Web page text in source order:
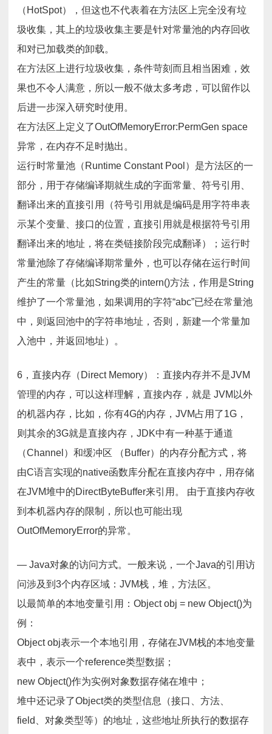
（HotSpot），但这也不代表着在方法区上完全没有垃
圾收集，其上的垃圾收集主要是针对常量池的内存回收
和对已加载类的卸载。
在方法区上进行垃圾收集，条件苛刻而且相当困难，效
果也不令人满意，所以一般不做太多考虑，可以留作以
后进一步深入研究时使用。
在方法区上定义了OutOfMemoryError:PermGen space
异常，在内存不足时抛出。
运行时常量池（Runtime Constant Pool）是方法区的一
部分，用于存储编译期就生成的字面常量、符号引用、
翻译出来的直接引用（符号引用就是编码是用字符串表
示某个变量、接口的位置，直接引用就是根据符号引用
翻译出来的地址，将在类链接阶段完成翻译）；运行时
常量池除了存储编译期常量外，也可以存储在运行时间
产生的常量（比如String类的intern()方法，作用是String
维护了一个常量池，如果调用的字符“abc”已经在常量池
中，则返回池中的字符串地址，否则，新建一个常量加
入池中，并返回地址）。
6，直接内存（Direct Memory）：直接内存并不是JVM
管理的内存，可以这样理解，直接内存，就是 JVM以外
的机器内存，比如，你有4G的内存，JVM占用了1G，
则其余的3G就是直接内存，JDK中有一种基于通道
（Channel）和缓冲区 （Buffer）的内存分配方式，将
由C语言实现的native函数库分配在直接内存中，用存储
在JVM堆中的DirectByteBuffer来引用。 由于直接内存收
到本机器内存的限制，所以也可能出现
OutOfMemoryError的异常。
— Java对象的访问方式。一般来说，一个Java的引用访
问涉及到3个内存区域：JVM栈，堆，方法区。
以最简单的本地变量引用：Object obj = new Object()为
例：
Object obj表示一个本地引用，存储在JVM栈的本地变量
表中，表示一个reference类型数据；
new Object()作为实例对象数据存储在堆中；
堆中还记录了Object类的类型信息（接口、方法、
field、对象类型等）的地址，这些地址所执行的数据存